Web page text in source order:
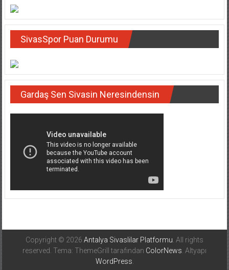
SivasSpor Puan Durumu
Gardaş Sen Sivasin Neresindensin
Copyright © 2026 Antalya Sivaslilar Platformu . All rights
reserved. Tema: ThemeGrill tarafından ColorNews . Altyapı
WordPress